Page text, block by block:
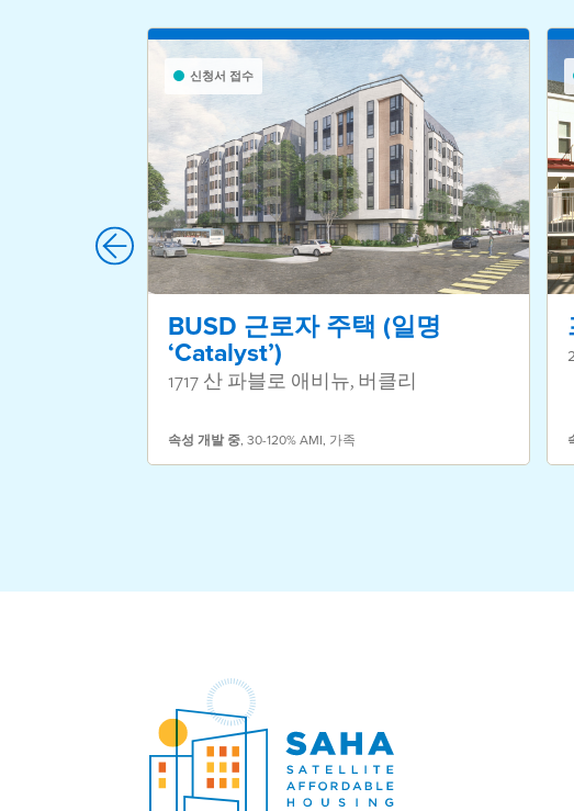
신청서 접수
BUSD 근로자 주택 (일명
‘Catalyst’)
1717 산 파블로 애비뉴, 버클리
속성 개발 중, 30-120% AMI, 가족